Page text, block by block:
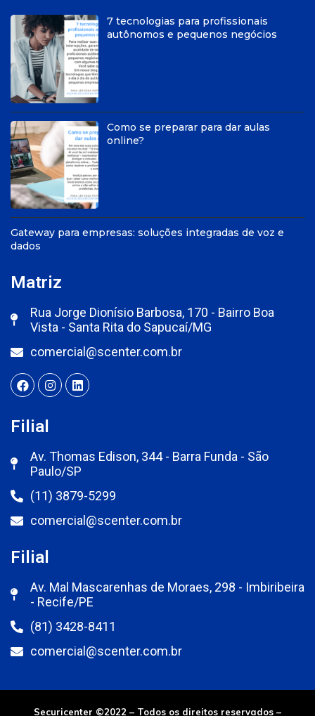
7 tecnologias para profissionais
autônomos e pequenos negócios
Como se preparar para dar aulas
online?
Gateway para empresas: soluções integradas de voz e
dados
Matriz
Rua Jorge Dionísio Barbosa, 170 - Bairro Boa
Vista - Santa Rita do Sapucaí/MG
comercial@scenter.com.br
Filial
Av. Thomas Edison, 344 - Barra Funda - São
Paulo/SP
(11) 3879-5299
comercial@scenter.com.br
Filial
Av. Mal Mascarenhas de Moraes, 298 - Imbiribeira
- Recife/PE
(81) 3428-8411
comercial@scenter.com.br
Securicenter ©2022 – Todos os direitos reservados –